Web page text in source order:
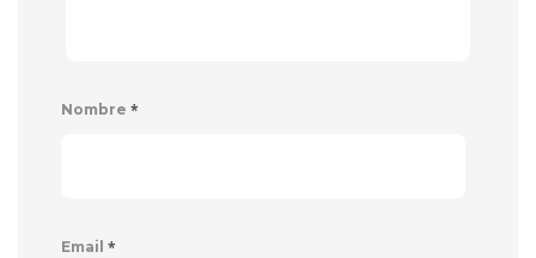
Nombre *
Email *